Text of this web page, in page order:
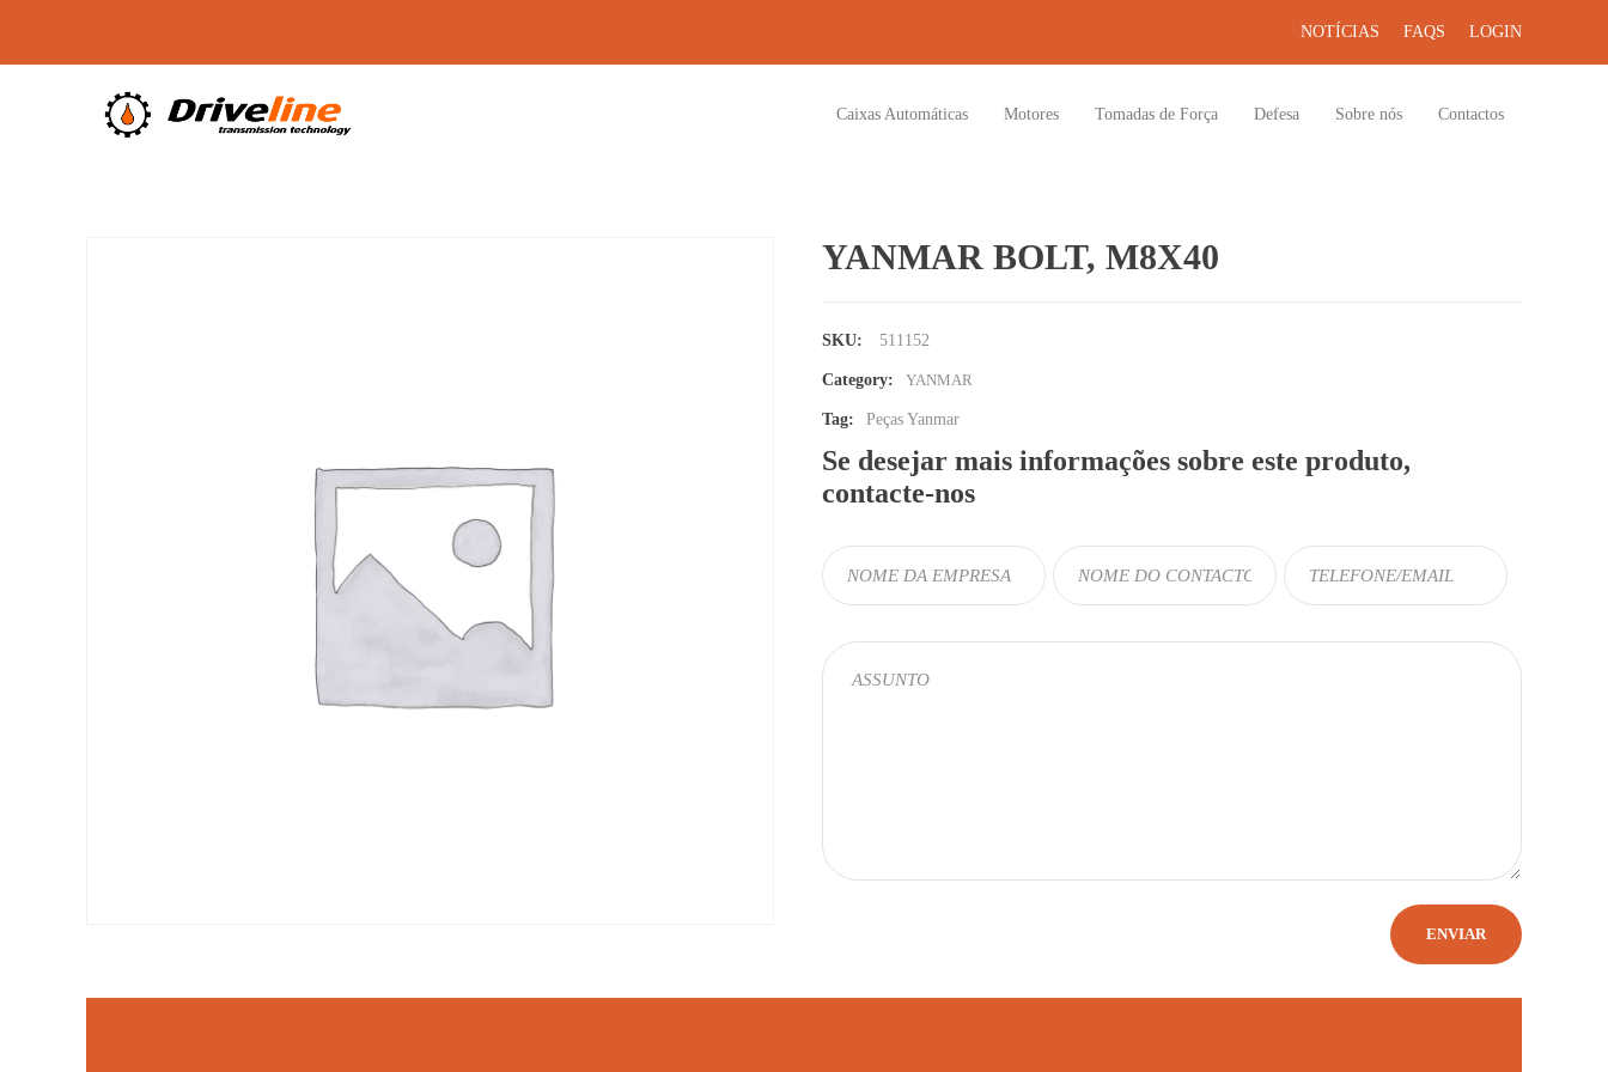
NOTÍCIAS FAQS LOGIN
Caixas Automáticas Motores Tomadas de Força Defesa Sobre nós Contactos
YANMAR BOLT, M8X40
SKU: 511152
Category: YANMAR
Tag: Peças Yanmar
Se desejar mais informações sobre este produto,
contacte-nos